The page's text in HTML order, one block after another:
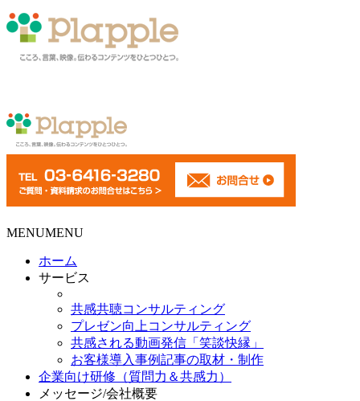
MENUMENU
ホーム
サービス
共感共聴コンサルティング
プレゼン向上コンサルティング
共感される動画発信「笑談快縁」
お客様導入事例記事の取材・制作
企業向け研修（質問力＆共感力）
メッセージ/会社概要